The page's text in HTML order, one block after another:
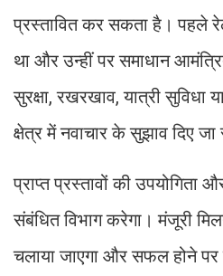
प्रस्तावित कर सकता है। पहले
था और उन्हीं पर समाधान
सुरक्षा, रखरखाव, यात्री
क्षेत्र में नवाचार के सुझाव दिए
प्राप्त प्रस्तावों की उपयोगिता
संबंधित विभाग करेगा। मंजूरी
चलाया जाएगा और सफल होने पर